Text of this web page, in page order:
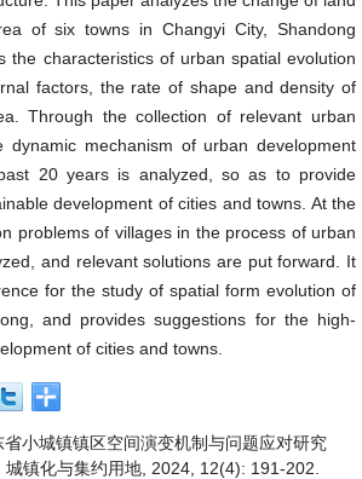
of six towns in Changyi City, Shandong
the characteristics of urban spatial evolution
factors, the rate of shape and density of
Through the collection of relevant urban
dynamic mechanism of urban development
20 years is analyzed, so as to provide
development of cities and towns. At the
problems of villages in the process of urban
and relevant solutions are put forward. It
for the study of spatial form evolution of
and provides suggestions for the high-
of cities and towns.
省小城镇镇区空间演变机制与问题应对研究
镇化与集约用地, 2024, 12(4): 191-202.